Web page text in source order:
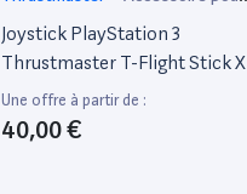
ordinateur portable
Joystick PlayStation 3
Thrustmaster T-Flight Stick X
Une offre à partir de :
40,00 €